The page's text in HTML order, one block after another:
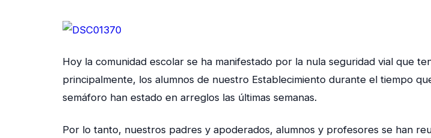
Hoy la comunidad escolar se ha manifestado por la nula seguridad vial que
principalmente, los alumnos de nuestro Establecimiento durante el tiempo
semáforo han estado en arreglos las últimas semanas.
Por lo tanto, nuestros padres y apoderados, alumnos y profesores se han